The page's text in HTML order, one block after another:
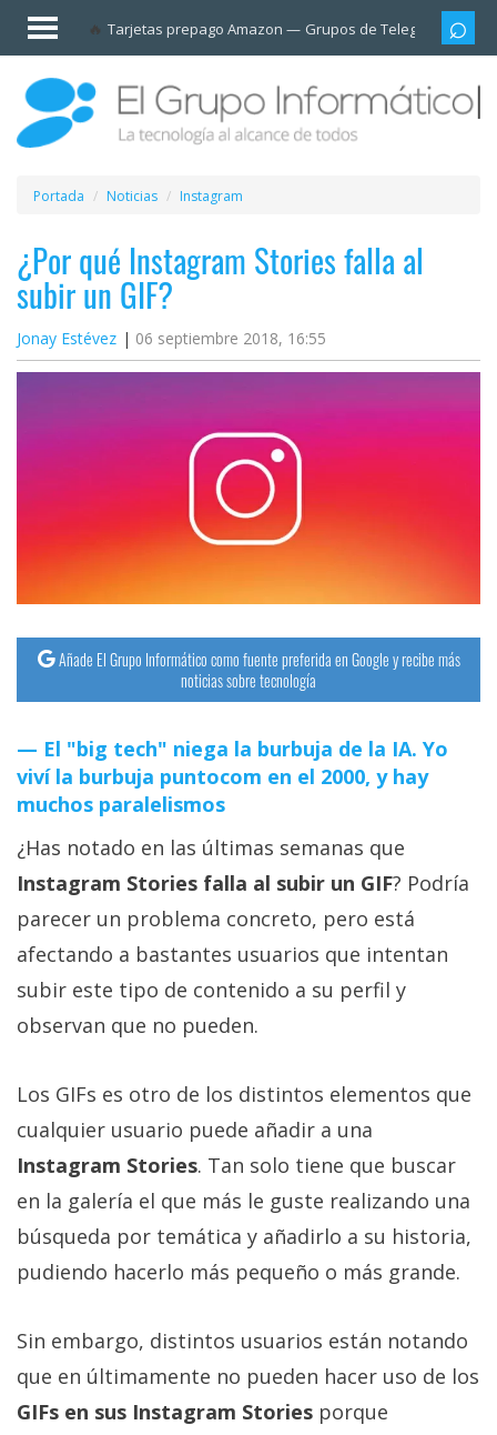
Tarjetas prepago Amazon Grupos de Telegram
Invitado
Iniciar
sesión /
Registrarse
Esenciales
Móviles
Ofertas
Apps
Redes
Plataformas
streaming
Operadores
Trucos
Tutoriales
Ciberseguridad
Sistemas
operativos
Profesional
+
Más
temas
Sorteos
Foros
Contacto
/
Sobre
/
Publicidad
Cambiar
Portada Noticias Instagram
¿Por qué Instagram Stories falla al
subir un GIF?
Jonay Estévez 06 septiembre 2018, 16:55
Añade El Grupo Informático como fuente preferida en Google y recibe más
noticias sobre tecnología
El "big tech" niega la burbuja de la IA. Yo
viví la burbuja puntocom en el 2000, y hay
muchos paralelismos
¿Has notado en las últimas semanas que
Instagram Stories falla al subir un GIF? Podría
parecer un problema concreto, pero está
afectando a bastantes usuarios que intentan
subir este tipo de contenido a su perfil y
observan que no pueden.
Los GIFs es otro de los distintos elementos que
cualquier usuario puede añadir a una
Instagram Stories. Tan solo tiene que buscar
en la galería el que más le guste realizando una
búsqueda por temática y añadirlo a su historia,
pudiendo hacerlo más pequeño o más grande.
Sin embargo, distintos usuarios están notando
que en últimamente no pueden hacer uso de los
GIFs en sus Instagram Stories porque